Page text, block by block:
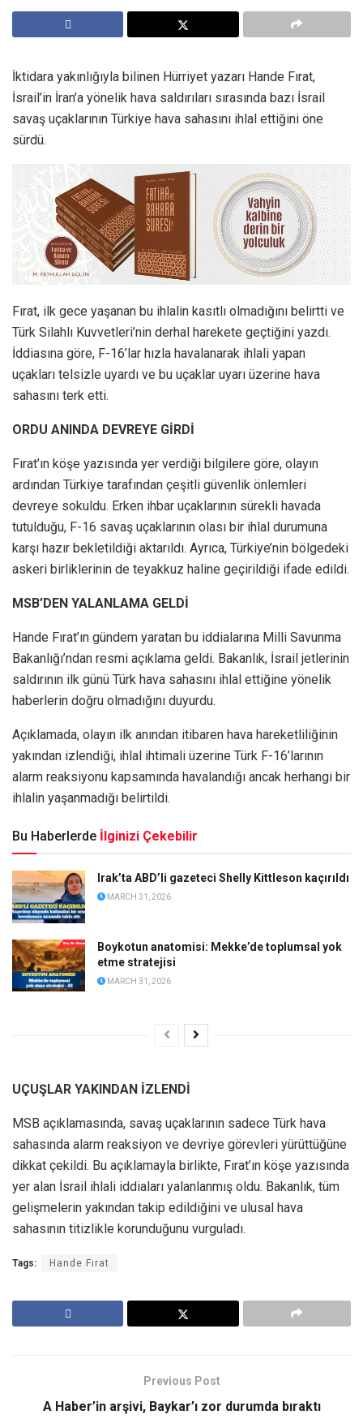
İktidara yakınlığıyla bilinen Hürriyet yazarı Hande Fırat,
İsrail’in İran’a yönelik hava saldırıları sırasında bazı İsrail
savaş uçaklarının Türkiye hava sahasını ihlal ettiğini öne
sürdü.
Fırat, ilk gece yaşanan bu ihlalin kasıtlı olmadığını belirtti ve
Türk Silahlı Kuvvetleri’nin derhal harekete geçtiğini yazdı.
İddiasına göre, F-16’lar hızla havalanarak ihlali yapan
uçakları telsizle uyardı ve bu uçaklar uyarı üzerine hava
sahasını terk etti.
ORDU ANINDA DEVREYE GİRDİ
Fırat’ın köşe yazısında yer verdiği bilgilere göre, olayın
ardından Türkiye tarafından çeşitli güvenlik önlemleri
devreye sokuldu. Erken ihbar uçaklarının sürekli havada
tutulduğu, F-16 savaş uçaklarının olası bir ihlal durumuna
karşı hazır bekletildiği aktarıldı. Ayrıca, Türkiye’nin bölgedeki
askeri birliklerinin de teyakkuz haline geçirildiği ifade edildi.
MSB’DEN YALANLAMA GELDİ
Hande Fırat’ın gündem yaratan bu iddialarına Milli Savunma
Bakanlığı’ndan resmi açıklama geldi. Bakanlık, İsrail jetlerinin
saldırının ilk günü Türk hava sahasını ihlal ettiğine yönelik
haberlerin doğru olmadığını duyurdu.
Açıklamada, olayın ilk anından itibaren hava hareketliliğinin
yakından izlendiği, ihlal ihtimali üzerine Türk F-16’larının
alarm reaksiyonu kapsamında havalandığı ancak herhangi bir
ihlalin yaşanmadığı belirtildi.
Bu Haberlerde İlginizi Çekebilir
Irak’ta ABD’li gazeteci Shelly Kittleson kaçırıldı
MARCH 31, 2026
Boykotun anatomisi: Mekke’de toplumsal yok
etme stratejisi
MARCH 31, 2026
UÇUŞLAR YAKINDAN İZLENDİ
MSB açıklamasında, savaş uçaklarının sadece Türk hava
sahasında alarm reaksiyon ve devriye görevleri yürüttüğüne
dikkat çekildi. Bu açıklamayla birlikte, Fırat’ın köşe yazısında
yer alan İsrail ihlali iddiaları yalanlanmış oldu. Bakanlık, tüm
gelişmelerin yakından takip edildiğini ve ulusal hava
sahasının titizlikle korunduğunu vurguladı.
Tags: Hande Fırat
Previous Post
A Haber’in arşivi, Baykar’ı zor durumda bıraktı